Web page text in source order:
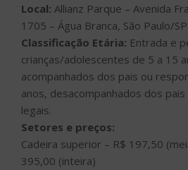
Local: Allianz Parque – Avenida
1705 – Água Branca, São Paulo/SP
Classificação Etária: Entrada e
crianças/adolescentes de 5 a 15
acompanhados dos pais ou
anos, desacompanhados dos
legais.
Setores e preços:
Cadeira superior – R$ 197,50
395,00 (inteira)